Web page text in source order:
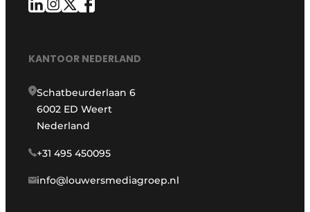
KANTOOR NEDERLAND
Schatbeurderlaan 6
6002 ED Weert
Nederland
+31 495 450095
info@louwersmediagroep.nl